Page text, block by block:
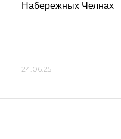
Набережных Челнах
24.06.25